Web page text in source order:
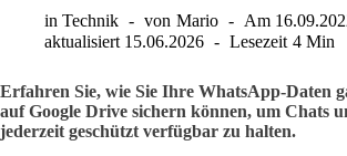
in Technik von Mario Am
aktualisiert 15.06.2026 Lesezeit 4 Min
Erfahren Sie, wie Sie Ihre WhatsApp-Daten
auf Google Drive sichern können, um Chats
jederzeit geschützt verfügbar zu halten.